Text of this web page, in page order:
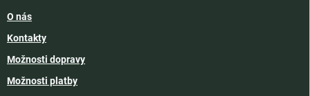
O nás
Kontakty
Možnosti dopravy
Možnosti platby